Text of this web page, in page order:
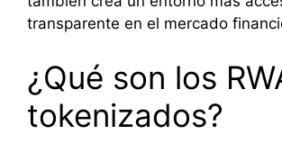
transparente en el mercado
¿Qué son los
tokenizados?